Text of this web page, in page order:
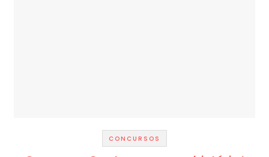
CONCURSOS